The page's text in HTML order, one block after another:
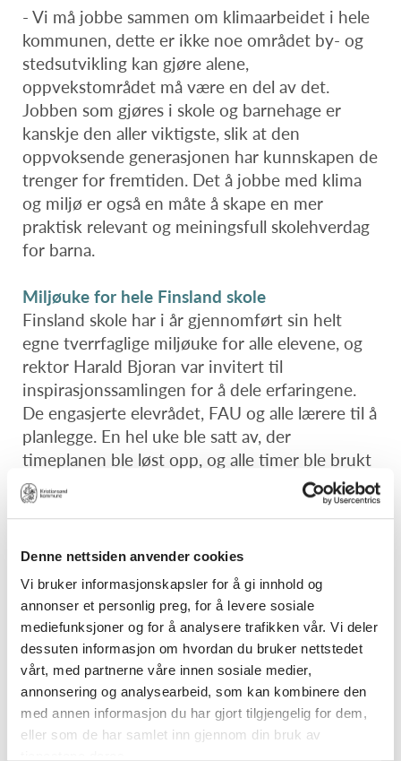
Denne nettsiden anvender cookies
Vi bruker informasjonskapsler for å gi innhold og
annonser et personlig preg, for å levere sosiale
mediefunksjoner og for å analysere trafikken vår. Vi deler
dessuten informasjon om hvordan du bruker nettstedet
vårt, med partnerne våre innen sosiale medier,
annonsering og analysearbeid, som kan kombinere den
med annen informasjon du har gjort tilgjengelig for dem,
eller som de har samlet inn gjennom din bruk av
- Vi må jobbe sammen om klimaarbeidet i hele
kommunen, dette er ikke noe området by- og
stedsutvikling kan gjøre alene,
oppvekstområdet må være en del av det.
Jobben som gjøres i skole og barnehage er
kanskje den aller viktigste, slik at den
oppvoksende generasjonen har kunnskapen de
trenger for fremtiden. Det å jobbe med klima
og miljø er også en måte å skape en mer
praktisk relevant og meiningsfull skolehverdag
for barna.
Miljøuke for hele Finsland skole
Finsland skole har i år gjennomført sin helt
egne tverrfaglige miljøuke for alle elevene, og
rektor Harald Bjoran var invitert til
inspirasjonssamlingen for å dele erfaringene.
De engasjerte elevrådet, FAU og alle lærere til å
planlegge. En hel uke ble satt av, der
timeplanen ble løst opp, og alle timer ble brukt
til klima- og miljøtema.